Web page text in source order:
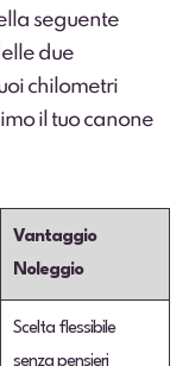
seguente
due
chilometri
il tuo canone
Vantaggio
Noleggio
Scelta flessibile
senza pensieri